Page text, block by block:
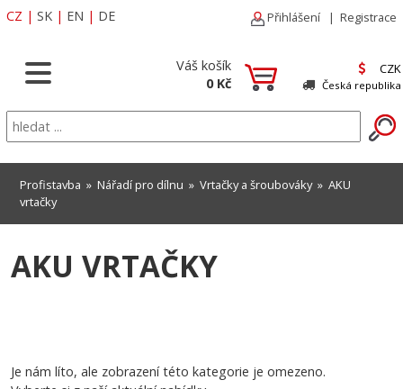
CZ | SK | EN | DE Přihlášení | Registrace
Váš košík
0 Kč
CZK
Česká republika
Profistavba » Nářadí pro dílnu » Vrtačky a šroubováky» AKU
vrtačky
AKU VRTAČKY
Je nám líto, ale zobrazení této kategorie je omezeno.